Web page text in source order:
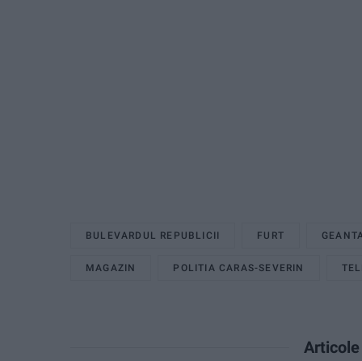
BULEVARDUL REPUBLICII FURT GEANTA
MAGAZIN POLITIA CARAS-SEVERIN